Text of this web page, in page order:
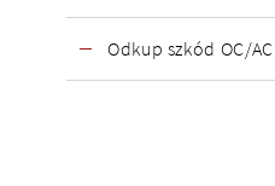
Odkup szkód OC/AC